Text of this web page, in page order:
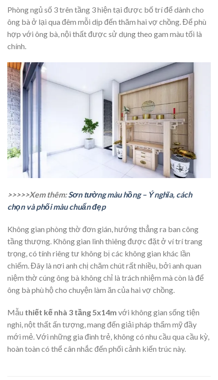
Phòng ngủ số 3 trên tầng 3 hiện tại được bố trí để dành cho
ông bà ở lại qua đêm mỗi dịp đến thăm hai vợ chồng. Để phù
hợp với ông bà, nội thất được sử dụng theo gam màu tối là
chính.
>>>>>Xem thêm:Sơn tường màu hồng – Ý nghĩa, cách
chọn và phối màu chuẩn đẹp
Không gian phòng thờ đơn gián, hướng thẳng ra ban công
tầng thượng. Không gian linh thiêng được đặt ở ví trí trang
trọng, có tính riêng tư không bị các không gian khác lần
chiếm. Đây là nơi anh chị chăm chút rất nhiều, bởi anh quan
niệm thờ cúng ông bà không chỉ là trách nhiệm mà còn là để
ông bà phù hộ cho chuyện làm ăn của hai vợ chồng.
Mẫu thiết kế nhà 3 tầng 5x14m với không gian sống tiện
nghi, nột thất ấn tượng, mang đến giải pháp thẩm mỹ đầy
mới mẻ. Với những gia đình trẻ, không có nhu cầu qua cầu kỳ,
hoàn toàn có thể cân nhắc đến phối cảnh kiến trúc này.